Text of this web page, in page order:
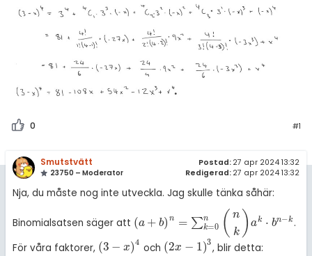
0 #1
Smutstvätt
23750 – Moderator
Postad: 27 apr 2024 13:32
Redigerad: 27 apr 2024 13:32
Nja, du måste nog inte utveckla. Jag skulle tänka såhär:
Binomialsatsen säger att (a + b) n = ∑n
k=0 ( n
k )ak ⋅ bn−k
a+ bn =∑k =0 nn kak·bn k
.
För våra faktorer, (3 − x)4
(3-x) 4 och (2x − 1)3
(2x- 1)3 , blir detta:
diskussioner